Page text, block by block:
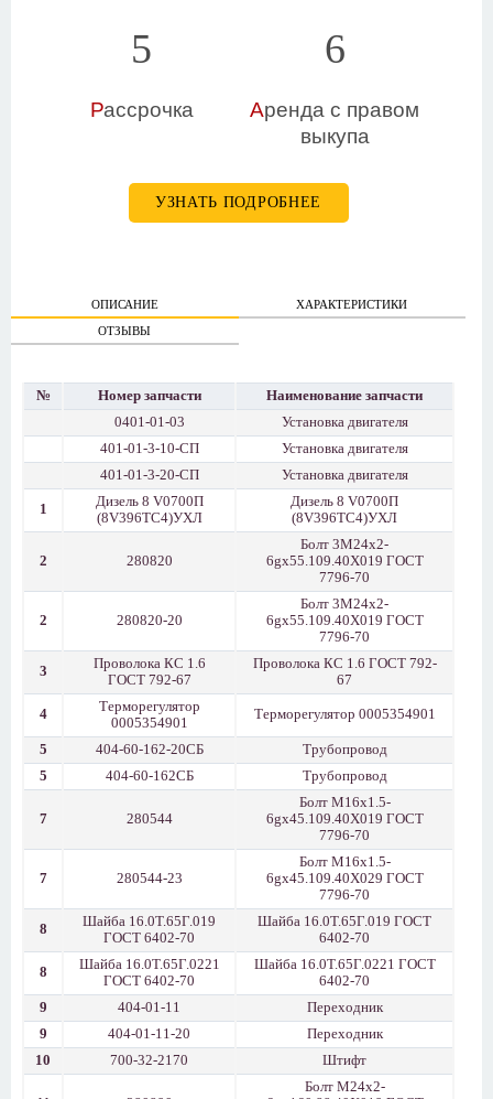
5
Рассрочка
6
Аренда с правом
выкупа
УЗНАТЬ ПОДРОБНЕЕ
ОПИСАНИЕ
ХАРАКТЕРИСТИКИ
ОТЗЫВЫ
№ Номер запчасти
Наименование запчасти
0401-01-03
Установка двигателя
401-01-3-10-СП
Установка двигателя
401-01-3-20-СП
Установка двигателя
1
Дизель 8 V0700П
(8V396ТС4)УХЛ
Дизель 8 V0700П
(8V396ТС4)УХЛ
2 280820
Болт 3М24х2-
6gх55.109.40Х019 ГОСТ
7796-70
2 280820-20
Болт 3М24х2-
6gх55.109.40Х019 ГОСТ
7796-70
3
Проволока КС 1.6
ГОСТ 792-67
Проволока КС 1.6 ГОСТ 792-
67
4
Терморегулятор
0005354901
Терморегулятор 0005354901
5 404-60-162-20СБ
Трубопровод
5
404-60-162СБ Трубопровод
7 280544
Болт М16х1.5-
6gх45.109.40Х019 ГОСТ
7796-70
7 280544-23
Болт М16х1.5-
6gх45.109.40Х029 ГОСТ
7796-70
8
Шайба 16.0Т.65Г.019
ГОСТ 6402-70
Шайба 16.0Т.65Г.019 ГОСТ
6402-70
8
Шайба 16.0Т.65Г.0221
ГОСТ 6402-70
Шайба 16.0Т.65Г.0221 ГОСТ
6402-70
9
404-01-11
Переходник
9
404-01-11-20
Переходник
10
700-32-2170 Штифт
Болт М24х2-